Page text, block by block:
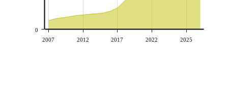
2007 2012 2017 2022 2025
0